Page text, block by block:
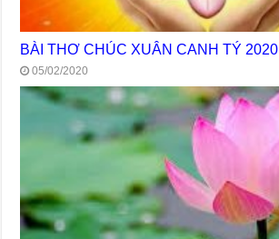
BÀI THƠ CHÚC XUÂN CANH TÝ 2020
05/02/2020